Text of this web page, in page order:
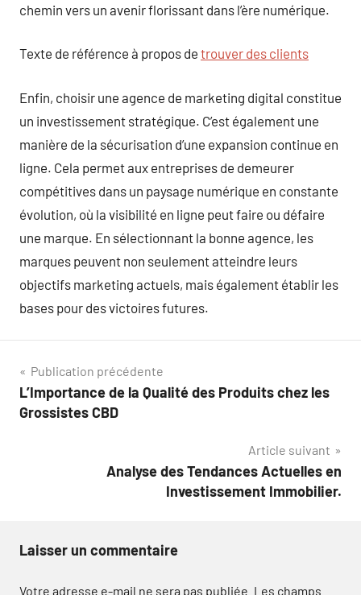
chemin vers un avenir florissant dans l’ère numérique.
Texte de référence à propos de trouver des clients
Enfin, choisir une agence de marketing digital constitue
un investissement stratégique. C’est également une
manière de la sécurisation d’une expansion continue en
ligne. Cela permet aux entreprises de demeurer
compétitives dans un paysage numérique en constante
évolution, où la visibilité en ligne peut faire ou défaire
une marque. En sélectionnant la bonne agence, les
marques peuvent non seulement atteindre leurs
objectifs marketing actuels, mais également établir les
bases pour des victoires futures.
Navigation
de
Publication précédente
L’Importance de la Qualité des Produits chez les
Grossistes CBD
Article suivant
Analyse des Tendances Actuelles en
Investissement Immobilier.
Laisser un commentaire
Votre adresse e-mail ne sera pas publiée. Les champs